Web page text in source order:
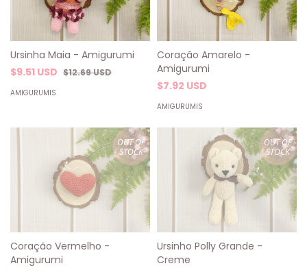
Ursinha Maia - Amigurumi
$9.51 USD $12.69 USD
AMIGURUMIS
Coração Amarelo -
Amigurumi
$7.92 USD
AMIGURUMIS
OUT OF
STOCK
Coração Vermelho -
Amigurumi
OUT OF
STOCK
Ursinho Polly Grande -
Creme